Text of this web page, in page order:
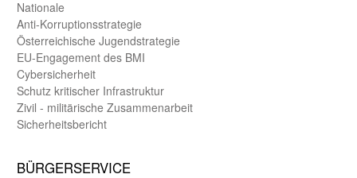
Nationale
Anti-Korruptions­strategie
Öster­reichische Jugend­strategie
EU-Engagement des BMI
Cybersicherheit
Schutz kritischer Infra­struktur
Zivil - militärische Zusammen­arbeit
Sicherheits­bericht
BÜRGER­SERVICE